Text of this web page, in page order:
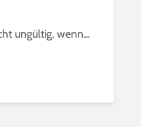
ungültig, wenn...